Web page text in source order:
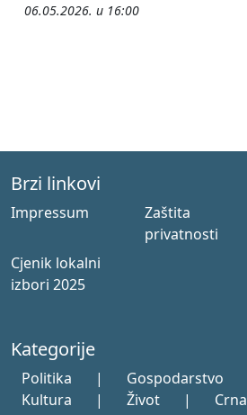
06.05.2026. u 16:00
Brzi linkovi
Impressum
Zaštita
privatnosti
Cjenik lokalni
izbori 2025
Kategorije
Politika | Gospodarstvo
Kultura
| Život |